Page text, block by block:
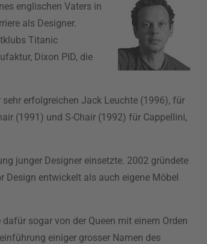
englischen Vaters in
als Designer.
Titanic
Dixon PID, die
erfolgreichen Jack Leuchte (1996), für
(1991) und S-Chair (1992) für Cappellini,
junger Designer einsetzte. 2002 gründete
Design entwickelt als auch eigene Möbel
sogar von der Queen mit einem Orden
einiger grosser Namen des